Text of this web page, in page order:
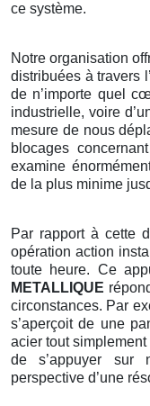
ce système.
Notre organisation
distribuées à travers
de n’importe quel
industrielle, voire
mesure de nous
blocages
examine
de la plus minime
Par rapport à cette
opération action
toute heure. Ce
METALLIQUE
circonstances. Par
s’aperçoit de une
acier tout
de s’appuyer sur
perspective d’une